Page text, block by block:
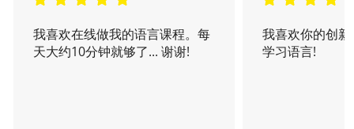
我喜欢在线做我的语言课程。每
天大约10分钟就够了... 谢谢!
我喜欢你的创
学习语言!